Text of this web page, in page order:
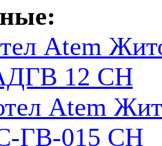
Atem
12 СН
Atem
ГВ-015 СН